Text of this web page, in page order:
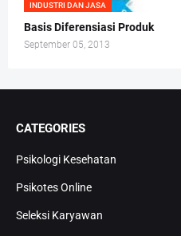
INDUSTRI DAN JASA
Basis Diferensiasi Produk
September 05, 2013
CATEGORIES
Psikologi Kesehatan
Psikotes Online
Seleksi Karyawan